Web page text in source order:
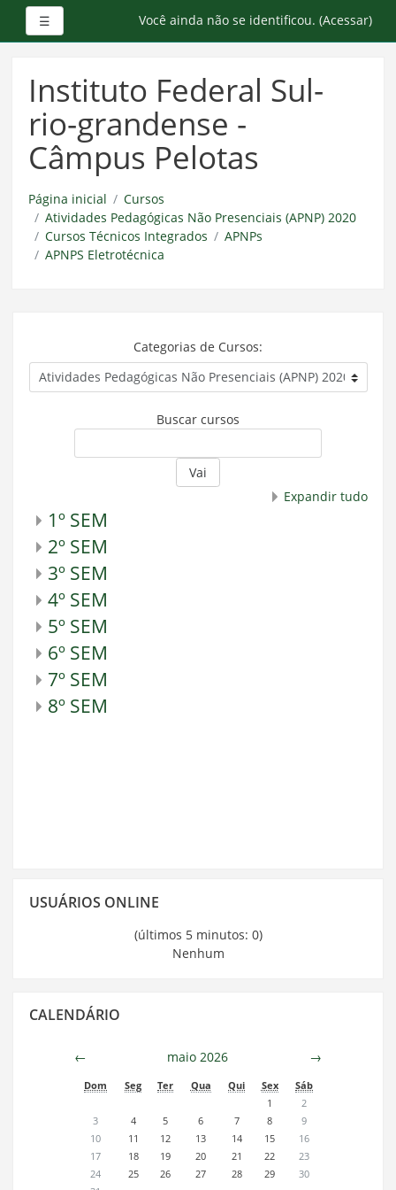
conteúdo
principal
☰ Você ainda não se identificou. (Acessar)
Instituto Federal Sul-
rio-grandense -
Câmpus Pelotas
Página inicial
Cursos
Atividades Pedagógicas Não Presenciais (APNP) 2020
Cursos Técnicos Integrados
APNPs
APNPS Eletrotécnica
Categorias de Cursos:
Buscar cursos
Vai
Expandir tudo
1º SEM
2º SEM
3º SEM
4º SEM
5º SEM
6º SEM
7º SEM
8º SEM
Usuários
USUÁRIOS ONLINE
(últimos 5 minutos: 0)
Nenhum
Calendário
CALENDÁRIO
← maio 2026 →
Dom Seg Ter Qua Qui Sex
Sáb
1
2
3
4 5 6 7 8
9
10
11 12 13 14 15
16
17
18 19 20 21 22
23
24
25 26 27 28 29
30